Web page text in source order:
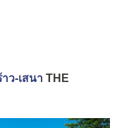
ว-เสนา THE